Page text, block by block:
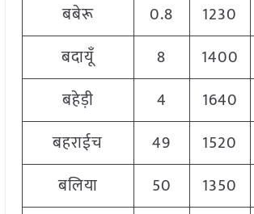
बबेरू
0.8 1230
बदायूँ
8 1400
बहेड़ी
4 1640
बहराईच
49 1520
बलिया
50 1350